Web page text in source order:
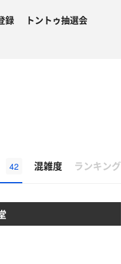
録 トントゥ抽選会
42 混雑度 ランキング